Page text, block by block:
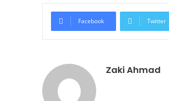
Facebook Twitter
Zaki Ahmad